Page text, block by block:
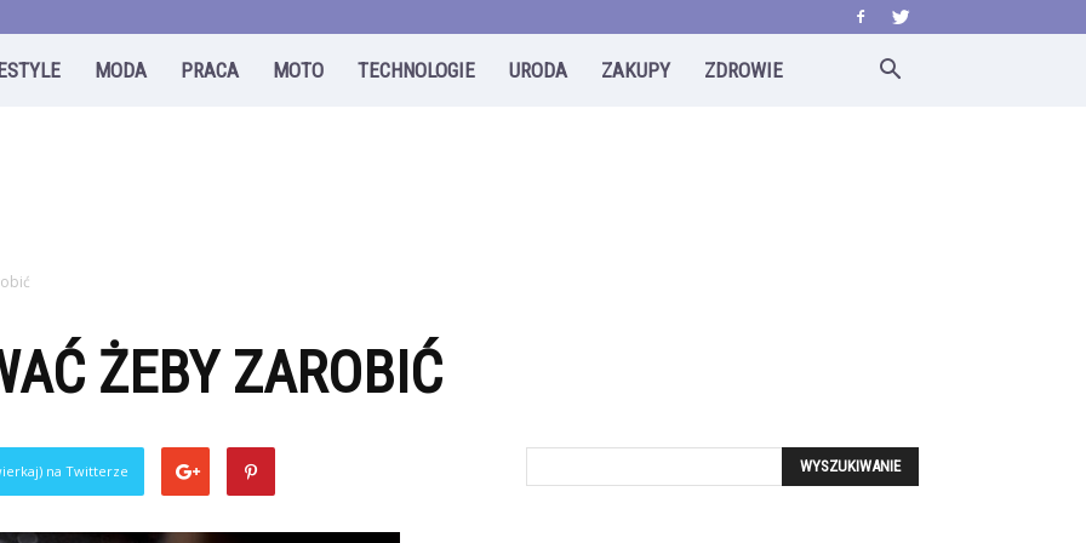
MODA PRACA MOTO TECHNOLOGIE URODA ZAKUPY ZDROWIE
ŻEBY ZAROBIĆ
na Twitterze